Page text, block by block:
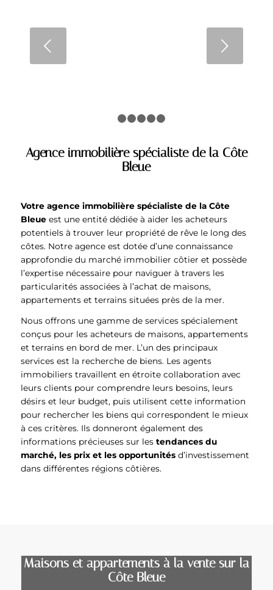
Agence immobilière spécialiste de la Côte
Bleue
Votre agence immobilière spécialiste de la Côte
Bleueest une entité dédiée à aider les acheteurs
potentiels à trouver leur propriété de rêve le long des
côtes. Notre agence est dotée d’une connaissance
approfondie du marché immobilier côtier et possède
l’expertise nécessaire pour naviguer à travers les
particularités associées à l’achat de maisons,
appartements et terrains situées près de la mer.
Nous offrons une gamme de services spécialement
conçus pour les acheteurs de maisons, appartements
et terrains en bord de mer. L’un des principaux
services est la recherche de biens. Les agents
immobiliers travaillent en étroite collaboration avec
leurs clients pour comprendre leurs besoins, leurs
désirs et leur budget, puis utilisent cette information
pour rechercher les biens qui correspondent le mieux
à ces critères. Ils donneront également des
informations précieuses sur les tendances du
marché, les prix et les opportunitésd’investissement
dans différentes régions côtières.
Maisons et appartements à la vente sur la
Côte Bleue